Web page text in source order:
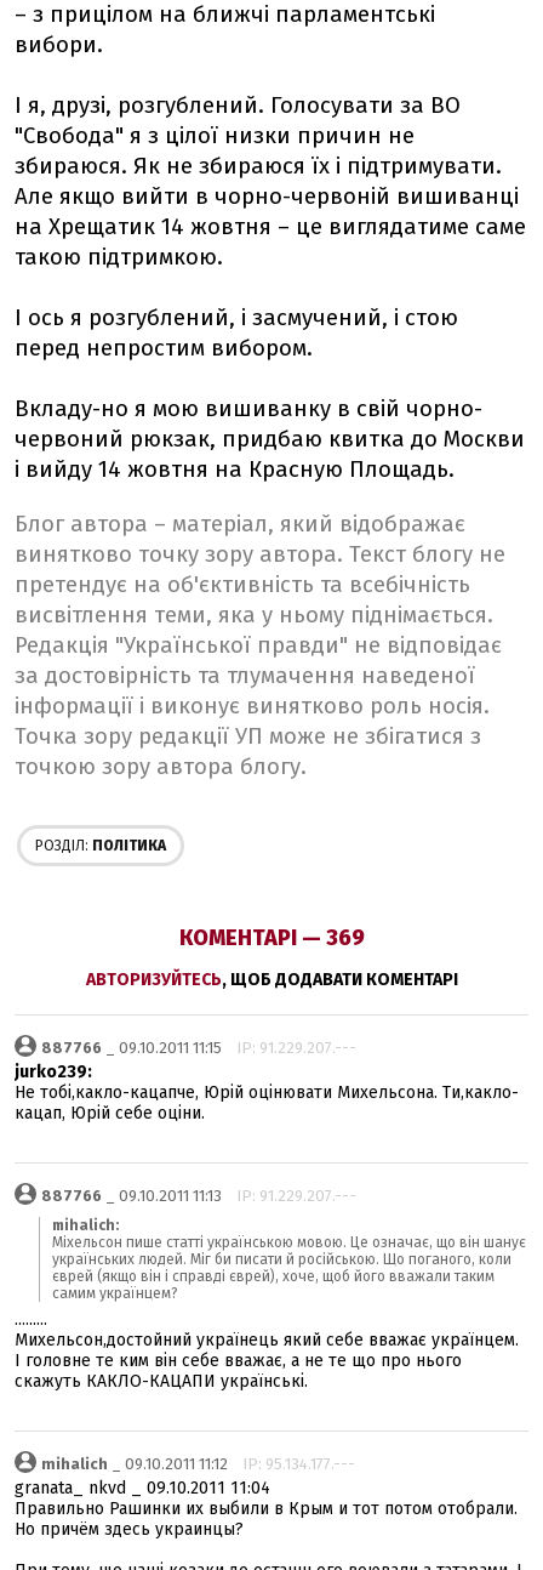
– з прицілом на ближчі парламентські
вибори.
І я, друзі, розгублений. Голосувати за ВО
"Свобода" я з цілої низки причин не
збираюся. Як не збираюся їх і підтримувати.
Але якщо вийти в чорно-червоній вишиванці
на Хрещатик 14 жовтня – це виглядатиме саме
такою підтримкою.
І ось я розгублений, і засмучений, і стою
перед непростим вибором.
Вкладу-но я мою вишиванку в свій чорно-
червоний рюкзак, придбаю квитка до Москви
і вийду 14 жовтня на Красную Площадь.
Блог автора – матеріал, який відображає
винятково точку зору автора. Текст блогу не
претендує на об'єктивність та всебічність
висвітлення теми, яка у ньому піднімається.
Редакція "Української правди" не відповідає
за достовірність та тлумачення наведеної
інформації і виконує винятково роль носія.
Точка зору редакції УП може не збігатися з
точкою зору автора блогу.
РОЗДІЛ: ПОЛІТИКА
КОМЕНТАРІ — 369
АВТОРИЗУЙТЕСЬ, ЩОБ ДОДАВАТИ КОМЕНТАРІ
887766 _ 09.10.2011 11:15 IP: 91.229.207.---
jurko239:
Не тобі,какло-кацапче, Юрій оцінювати Михельсона. Ти,какло-
кацап, Юрій себе оціни.
887766 _ 09.10.2011 11:13 IP: 91.229.207.---
mihalich:
Міхельсон пише статті українською мовою. Це означає, що він шанує
українських людей. Міг би писати й російською. Що поганого, коли
єврей (якщо він і справді єврей), хоче, щоб його вважали таким
самим українцем?
.........
Михельсон,достойний українець який себе вважає українцем.
І головне те ким він себе вважає, а не те що про нього
скажуть КАКЛО-КАЦАПИ українські.
mihalich _ 09.10.2011 11:12 IP: 95.134.177.---
granata_ nkvd _ 09.10.2011 11:04
Правильно Рашинки их выбили в Крым и тот потом отобрали.
Но причём здесь украинцы?